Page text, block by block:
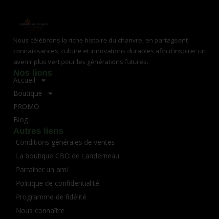
Nous célébrons la riche histoire du chanvre, en partageant
connaissances, culture et innovations durables afin d’inspirer un
avenir plus vert pour les générations futures.
Nos liens
Accueil
Boutique
PROMO
Blog
Autres liens
Conditions générales de ventes
La boutique CBD de Landerneau
Parrainer un ami
Politique de confidentialité
Programme de fidélité
Nous connaître